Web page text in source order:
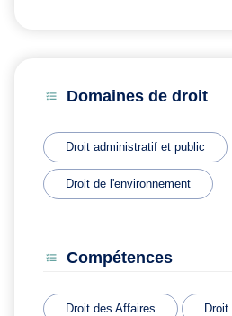
Domaines de droit
Droit administratif et public
Droit de l'environnement
Compétences
Droit des Affaires